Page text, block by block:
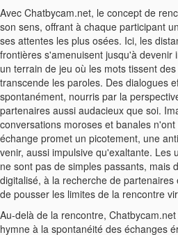
Avec Chatbycam.net, le concept de
son sens, offrant à chaque participant
ses attentes les plus osées. Ici, les
frontières s'amenuisent jusqu'à devenir
un terrain de jeu où les mots tissent
transcende les paroles. Des dialogues
spontanément, nourris par la
partenaires aussi audacieux que soi.
conversations moroses et banales
échange promet un picotement, une
venir, aussi impulsive qu'exaltante. Les
ne sont pas de simples passants, mais
digitalisé, à la recherche de
de pousser les limites de la rencontre
Au-delà de la rencontre,
hymne à la spontanéité des échanges